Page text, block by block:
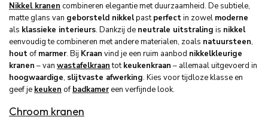
Nikkel kranen combineren elegantie met duurzaamheid. De subtiele,
matte glans van geborsteld nikkelpastperfectin zowel moderne
als klassieke interieurs. Dankzij de neutrale uitstraling is nikkel
eenvoudig te combineren met andere materialen, zoals natuursteen,
houtof marmer. Bij Kraan vind je een ruim aanbod nikkelkleurige
kranen – van wastafelkraantotkeukenkraan – allemaal uitgevoerd in
hoogwaardige, slijtvaste afwerking. Kies voor tijdloze klasse en
geef je keuken of badkamereen verfijnde look.
Chroom kranen